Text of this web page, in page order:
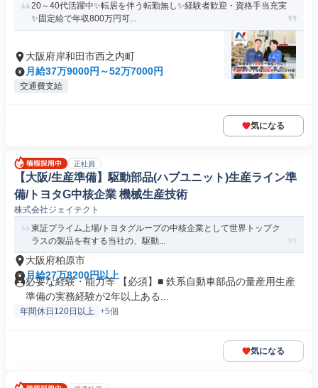
20～40代活躍中✨転居を伴う転勤無し✨経験者歓迎・資格手当充実
✨固定給で年収800万円可...
大阪府岸和田市西之内町
月給37万9000円～52万7000円
交通費支給
気になる
正社員
【大阪/生産準備】駆動部品(ハブユニット)生産ライン準
備/トヨタG中核企業 機械生産技術
株式会社ジェイテクト
東証プライム上場/トヨタグループの中核企業として世界トップク
ラスの製品を有する当社の、駆動...
大阪府柏原市
月給27万8200円以上
必要な経験・能力等 【必須】■ 鉄系自動車部品の量産用生産
準備の実務経験が2年以上ある...
年間休日120日以上 +5個
気になる